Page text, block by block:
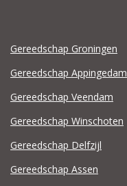
Gereedschap Groningen
Gereedschap Appingedam
Gereedschap Veendam
Gereedschap Winschoten
Gereedschap Delfzijl
Gereedschap Assen